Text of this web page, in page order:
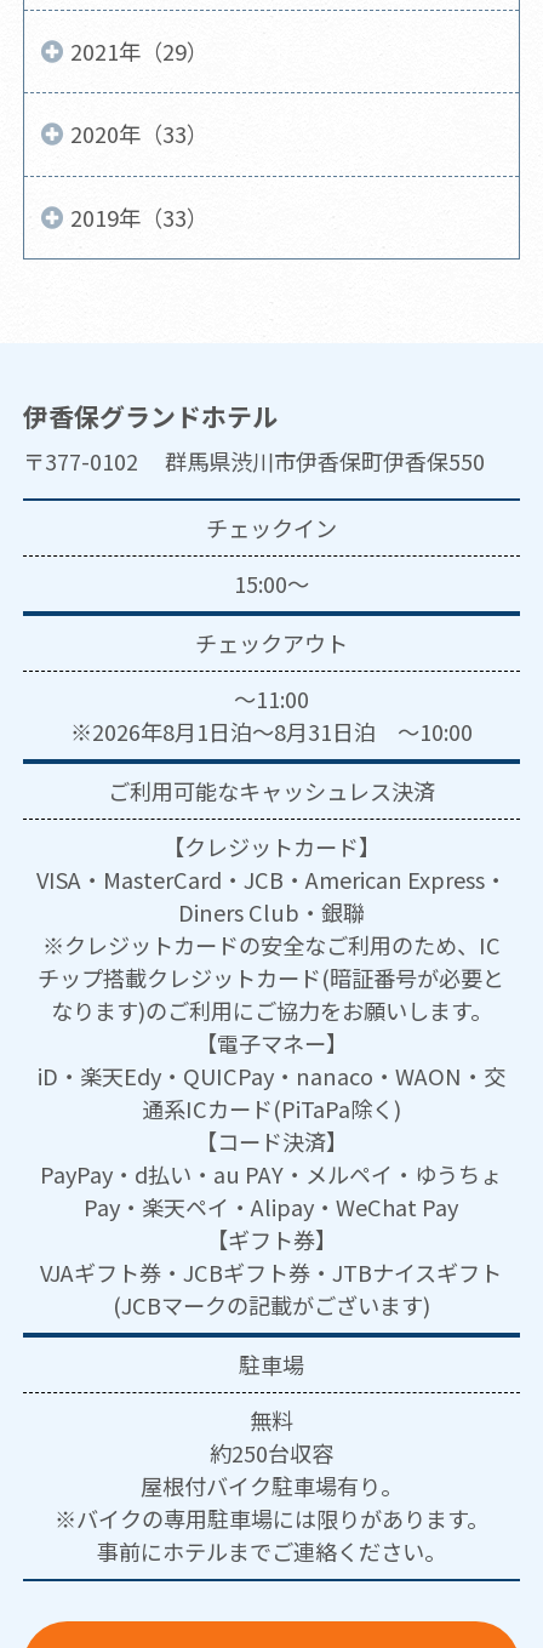
2021年（29）
2020年（33）
2019年（33）
伊香保グランドホテル
〒377-0102 群馬県渋川市伊香保町伊香保550
チェックイン
15:00～
チェックアウト
～11:00
※2026年8月1日泊～8月31日泊 ～10:00
ご利用可能なキャッシュレス決済
【クレジットカード】
VISA・MasterCard・JCB・American Express・
Diners Club・銀聯
※クレジットカードの安全なご利用のため、IC
チップ搭載クレジットカード(暗証番号が必要と
なります)のご利用にご協力をお願いします。
【電子マネー】
iD・楽天Edy・QUICPay・nanaco・WAON・交
通系ICカード(PiTaPa除く)
【コード決済】
PayPay・d払い・au PAY・メルペイ・ゆうちょ
Pay・楽天ペイ・Alipay・WeChat Pay
【ギフト券】
VJAギフト券・JCBギフト券・JTBナイスギフト
(JCBマークの記載がございます)
駐車場
無料
約250台収容
屋根付バイク駐車場有り。
※バイクの専用駐車場には限りがあります。
事前にホテルまでご連絡ください。